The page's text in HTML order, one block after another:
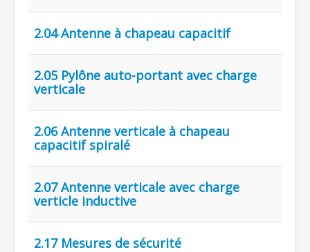
2.04 Antenne à chapeau capacitif
2.05 Pylône auto-portant avec charge
verticale
2.06 Antenne verticale à chapeau
capacitif spiralé
2.07 Antenne verticale avec charge
verticle inductive
2.17 Mesures de sécurité